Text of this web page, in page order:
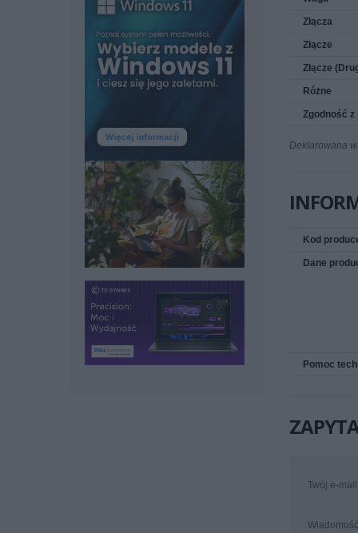
Złącza
Złącze
Złącze
Różne
Zgodność
Deklarowana
Kod
Dane
Pomoc
Twój e-mail
Wiadomość